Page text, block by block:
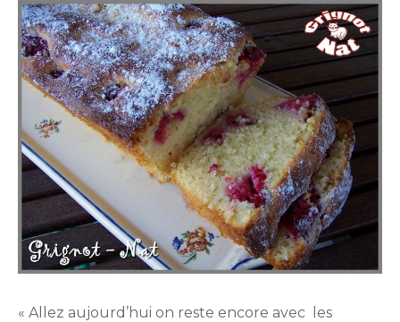
« Allez aujourd’hui on reste encore avec les